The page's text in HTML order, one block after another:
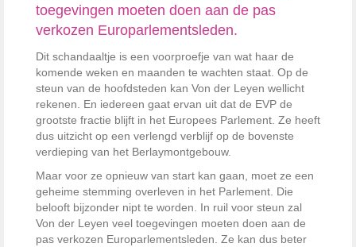
toegevingen moeten doen aan de pas
verkozen Europarlementsleden.
Dit schandaaltje is een voorproefje van wat haar de
komende weken en maanden te wachten staat. Op de
steun van de hoofdsteden kan Von der Leyen wellicht
rekenen. En iedereen gaat ervan uit dat de EVP de
grootste fractie blijft in het Europees Parlement. Ze heeft
dus uitzicht op een verlengd verblijf op de bovenste
verdieping van het Berlaymontgebouw.
Maar voor ze opnieuw van start kan gaan, moet ze een
geheime stemming overleven in het Parlement. Die
belooft bijzonder nipt te worden. In ruil voor steun zal
Von der Leyen veel toegevingen moeten doen aan de
pas verkozen Europarlementsleden. Ze kan dus beter